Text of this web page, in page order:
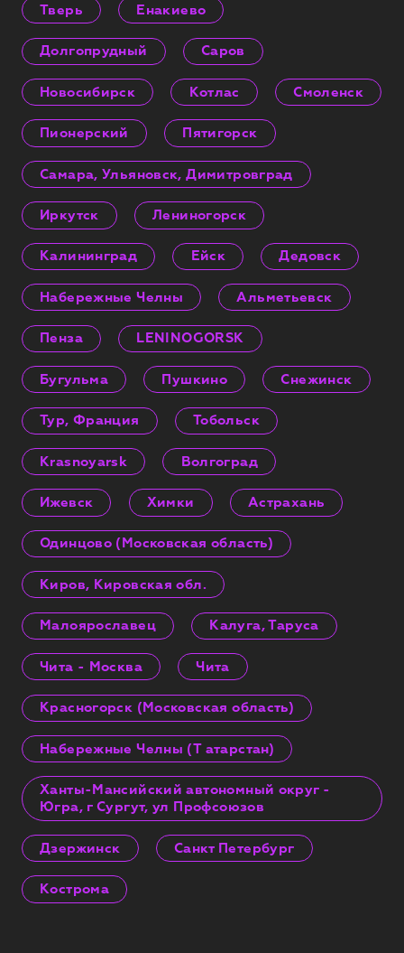
Тверь Енакиево
Долгопрудный Саров
Новосибирск Котлас Смоленск
Пионерский Пятигорск
Самара, Ульяновск, Димитровград
Иркутск Лениногорск
Калининград Ейск Дедовск
Набережные Челны Альметьевск
Пенза LENINOGORSK
Бугульма Пушкино Снежинск
Тур, Франция Тобольск
Krasnoyarsk Волгоград
Ижевск Химки Астрахань
Одинцово (Московская область)
Киров, Кировская обл.
Малоярославец Калуга, Таруса
Чита - Москва Чита
Красногорск (Московская область)
Набережные Челны (Т атарстан)
Ханты-Мансийский автономный округ -
Югра, г Сургут, ул Профсоюзов
Дзержинск Санкт Петербург
Кострома